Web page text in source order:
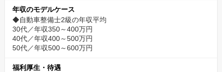
年収のモデルケース
◆自動車整備士2級の年収平均
30代／年収350～400万円
40代／年収400～500万円
50代／年収500～600万円
福利厚生・待遇